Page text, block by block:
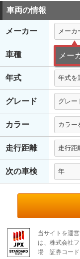
車両の情報
メーカー
メー
車種
年式
グレード
カラー
走行距離
次の車検
当サイトを運
は、株式会社
場 証券コード